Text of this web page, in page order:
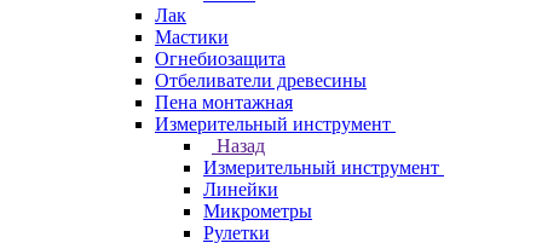
Лак
Мастики
Огнебиозащита
Отбеливатели древесины
Пена монтажная
Измерительный инструмент
Назад
Измерительный инструмент
Линейки
Микрометры
Рулетки